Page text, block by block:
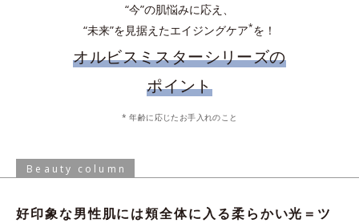
すべなめらか肌に。
化粧水で肌を整えた後、手のひらに適量とり、顔全体にやさしく
“今”の肌悩みに応え、
“未来”を見据えたエイジングケア*を！
オルビスミスターシリーズの
ポイント
* 年齢に応じたお手入れのこと
Beauty column
好印象な男性肌には頬全体に入る柔らかい光＝ツ